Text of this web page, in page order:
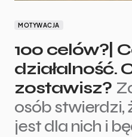
MOTYWACJA
100 celów?|
działalność.
zostawisz?
osób stwierdzi,
jest dla nich i